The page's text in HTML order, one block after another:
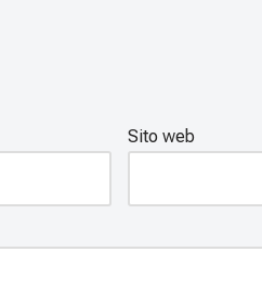
Sito web